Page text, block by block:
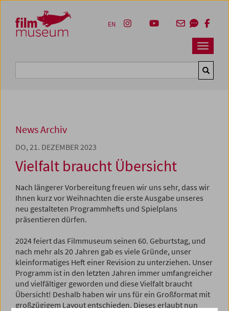
Zum Inhalt
Zum Hauptmenü
Zur Servicenavigation
Zum Suche
Navbar
EN
News Archiv
DO, 21. DEZEMBER 2023
Vielfalt braucht Übersicht
Nach längerer Vorbereitung freuen wir uns sehr, dass wir
Ihnen kurz vor Weihnachten die erste Ausgabe unseres
neu gestalteten Programmhefts und Spielplans
präsentieren dürfen.
2024 feiert das Filmmuseum seinen 60. Geburtstag, und
nach mehr als 20 Jahren gab es viele Gründe, unser
kleinformatiges Heft einer Revision zu unterziehen. Unser
Programm ist in den letzten Jahren immer umfangreicher
und vielfältiger geworden und diese Vielfalt braucht
Übersicht! Deshalb haben wir uns für ein Großformat mit
großzügigem Layout entschieden. Dieses erlaubt nun